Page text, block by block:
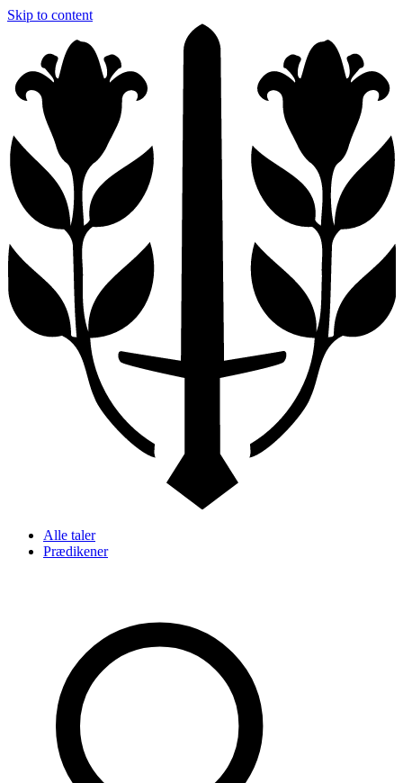
Skip to content
Alle taler
Prædikener